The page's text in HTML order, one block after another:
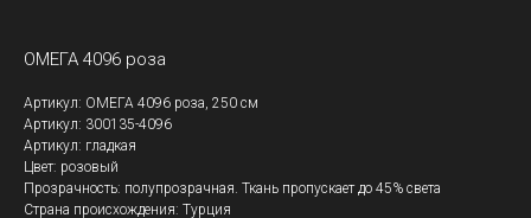
ОМЕГА 4096 роза
Артикул: ОМЕГА 4096 роза, 250 см
Артикул: 300135-4096
Артикул: гладкая
Цвет: розовый
Прозрачность: полупрозрачная. Ткань пропускает до 45% света
Страна происхождения: Турция